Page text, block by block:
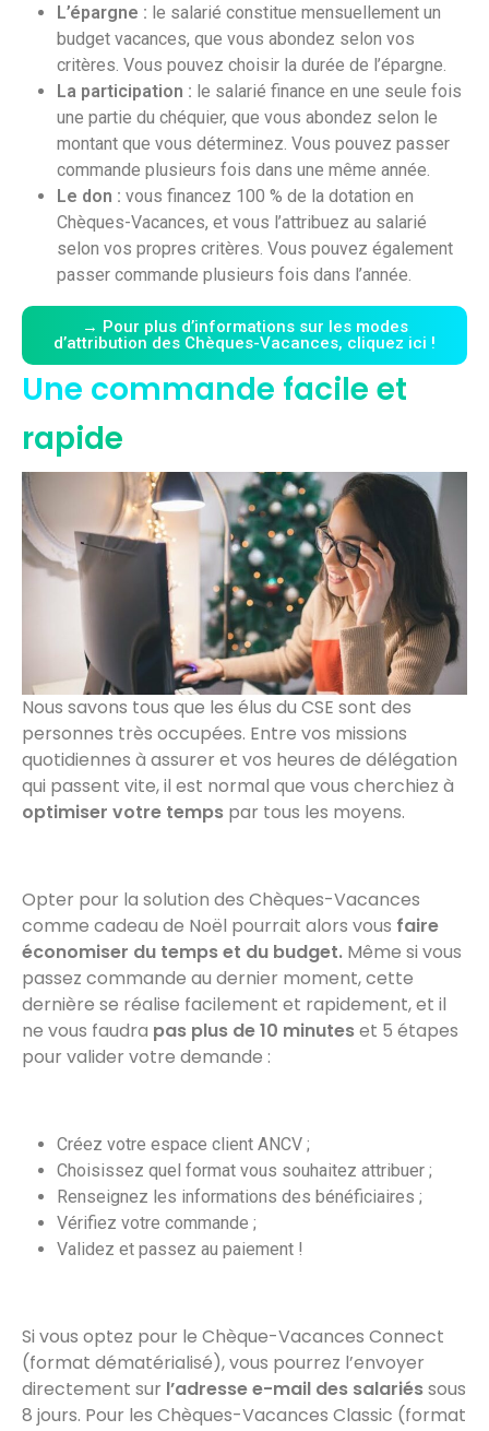
L’épargne : le salarié constitue mensuellement un
budget vacances, que vous abondez selon vos
critères. Vous pouvez choisir la durée de l’épargne.
La participation : le salarié finance en une seule fois
une partie du chéquier, que vous abondez selon le
montant que vous déterminez. Vous pouvez passer
commande plusieurs fois dans une même année.
Le don : vous financez 100 % de la dotation en
Chèques-Vacances, et vous l’attribuez au salarié
selon vos propres critères. Vous pouvez également
passer commande plusieurs fois dans l’année.
→ Pour plus d’informations sur les modes
d’attribution des Chèques-Vacances, cliquez ici !
Une commande facile et
rapide
Nous savons tous que les élus du CSE sont des
personnes très occupées. Entre vos missions
quotidiennes à assurer et vos heures de délégation
qui passent vite, il est normal que vous cherchiez à
optimiser votre temps par tous les moyens.
Opter pour la solution des Chèques-Vacances
comme cadeau de Noël pourrait alors vous faire
économiser du temps et du budget. Même si vous
passez commande au dernier moment, cette
dernière se réalise facilement et rapidement, et il
ne vous faudra pas plus de 10 minuteset 5 étapes
pour valider votre demande :
Créez votre espace client ANCV ;
Choisissez quel format vous souhaitez attribuer ;
Renseignez les informations des bénéficiaires ;
Vérifiez votre commande ;
Validez et passez au paiement !
Si vous optez pour le Chèque-Vacances Connect
(format dématérialisé), vous pourrez l’envoyer
directement sur l’adresse e-mail des salariéssous
8 jours. Pour les Chèques-Vacances Classic (format